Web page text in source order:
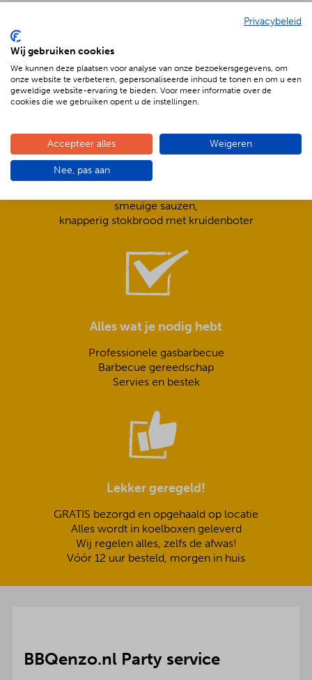
De voordelen van BBQenzo.nl
Compleet is ook écht compleet!
smeuïge sauzen,
knapperig stokbrood met kruidenboter
Alles wat je nodig hebt
Professionele gasbarbecue
Barbecue gereedschap
Servies en bestek
Lekker geregeld!
GRATIS bezorgd en opgehaald op locatie
Alles wordt in koelboxen geleverd
Wij regelen alles, zelfs de afwas!
Vóór 12 uur besteld, morgen in huis
BBQenzo.nl Party service
Privacybeleid
Wij gebruiken cookies
We kunnen deze plaatsen voor analyse van onze bezoekersgegevens, om
onze website te verbeteren, gepersonaliseerde inhoud te tonen en om u een
geweldige website-ervaring te bieden. Voor meer informatie over de
cookies die we gebruiken opent u de instellingen.
Accepteer alles Weigeren
Nee, pas aan